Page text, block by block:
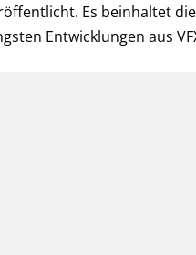
Es beinhaltet
Entwicklungen aus